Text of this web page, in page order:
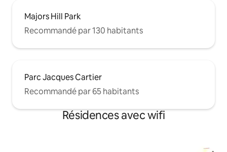
Majors Hill Park
Recommandé par 130 habitants
Parc Jacques Cartier
Recommandé par 65 habitants
Résidences avec wifi